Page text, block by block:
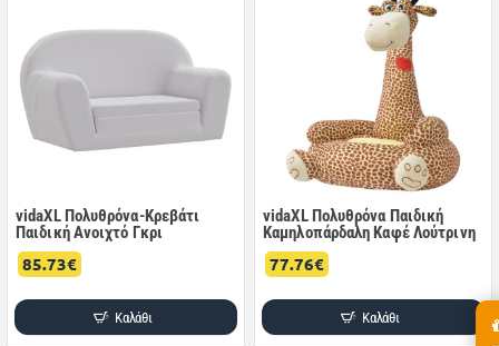
vidaXL Πολυθρόνα-Κρεβάτι
Παιδική Ανοιχτό Γκρι
85.73€
Καλάθι
vidaXL Πολυθρόνα Παιδική
Καμηλοπάρδαλη Καφέ Λούτρινη
77.76€
Καλάθι